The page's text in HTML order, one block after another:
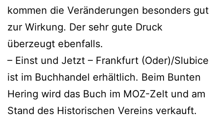
kommen die Veränderungen besonders gut
zur Wirkung. Der sehr gute Druck
überzeugt ebenfalls.
– Einst und Jetzt – Frankfurt (Oder)/Slubice
ist im Buchhandel erhältlich. Beim Bunten
Hering wird das Buch im MOZ-Zelt und am
Stand des Historischen Vereins verkauft.